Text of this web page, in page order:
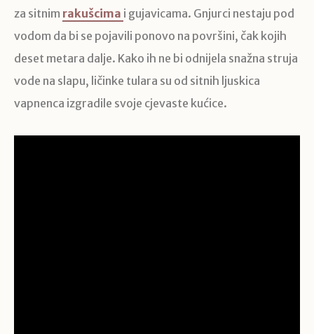
za sitnim rakušcima i gujavicama. Gnjurci nestaju pod
vodom da bi se pojavili ponovo na površini, čak kojih
deset metara dalje. Kako ih ne bi odnijela snažna struja
vode na slapu, ličinke tulara su od sitnih ljuskica
vapnenca izgradile svoje cjevaste kućice.